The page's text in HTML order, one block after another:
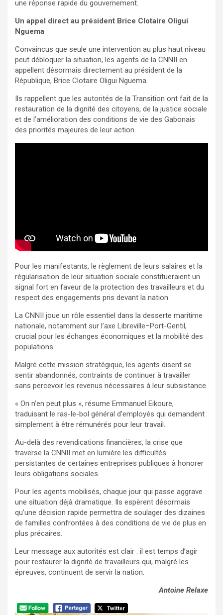
une réponse rapide du gouvernement.
Un appel direct au président Brice Clotaire Oligui
Nguema
Convaincus que seule une intervention au plus haut niveau
peut débloquer la situation, les agents de la CNNII en
appellent désormais directement au président de la
République, Brice Clotaire Oligui Nguema.
Ils rappellent que les autorités de la Transition ont fait de la
restauration de la dignité des citoyens, de la justice sociale
et de l’amélioration des conditions de vie des Gabonais
des priorités majeures de leur action.
Pour les manifestants, le règlement de leurs salaires et la
régularisation de leur situation sociale constitueraient un
signal fort en faveur de la protection des travailleurs et du
respect des engagements pris devant la nation.
La CNNII joue un rôle essentiel dans la desserte maritime
nationale, notamment sur l’axe Libreville–Port-Gentil,
crucial pour les échanges économiques et la mobilité des
populations.
Malgré cette mission stratégique, les agents disent se
sentir abandonnés, contraints de continuer à travailler
sans percevoir les revenus nécessaires à leur subsistance.
« On n’en peut plus », résume Emmanuel Eikoure,
traduisant le ras-le-bol général d’employés qui demandent
simplement à être rémunérés pour leur travail.
Au-delà des revendications financières, la crise que
traverse la CNNII met en lumière les difficultés
persistantes de certaines entreprises publiques à honorer
leurs obligations sociales.
Pour les agents mobilisés, chaque jour qui passe aggrave
une situation déjà dramatique. Ils espèrent désormais
qu’une décision rapide permettra de soulager des dizaines
de familles confrontées à des conditions de vie de plus en
plus précaires.
Leur message aux autorités est clair : il est temps d’agir
pour restaurer la dignité de travailleurs qui, malgré les
épreuves, continuent de servir la nation.
Antoine Relaxe